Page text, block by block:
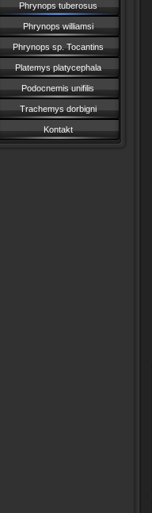
Phrynops tuberosus
Phrynops williamsi
Phrynops sp. Tocantins
Platemys platycephala
Podocnemis unifilis
Trachemys dorbigni
Kontakt